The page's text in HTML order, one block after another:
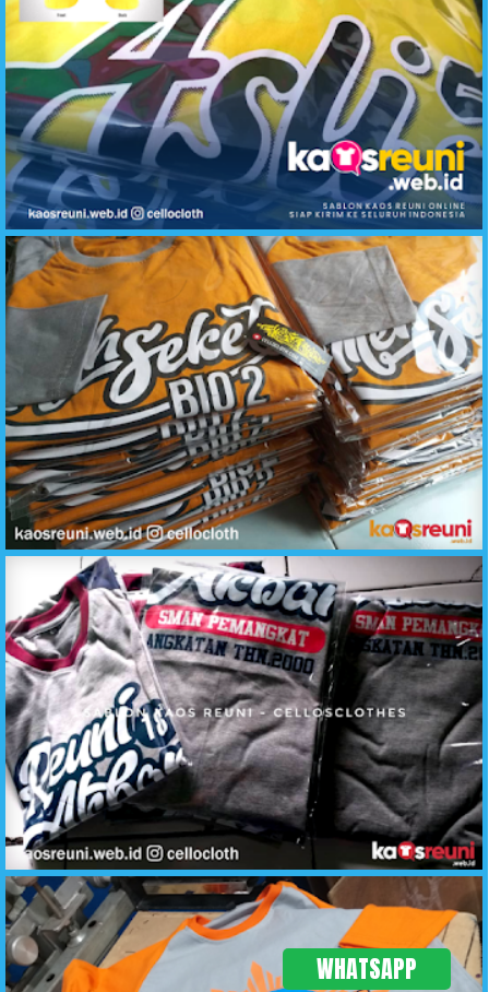
WHATSAPP
Hasil Produksi Sablon Kaos Reuni SMAN Pemangkat - KaosReuni.web.id